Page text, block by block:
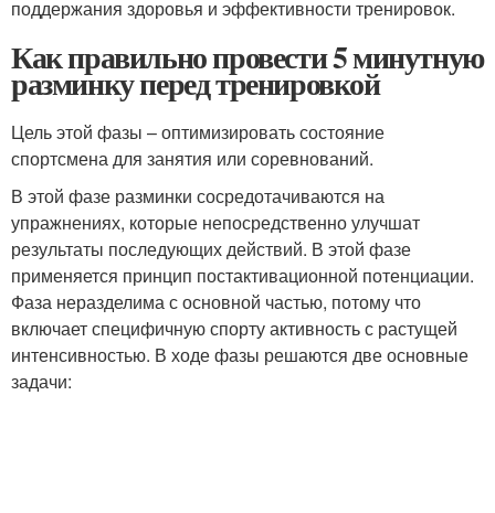
поддержания здоровья и эффективности тренировок.
Как правильно провести 5 минутную
разминку перед тренировкой
Цель этой фазы – оптимизировать состояние
спортсмена для занятия или соревнований.
В этой фазе разминки сосредотачиваются на
упражнениях, которые непосредственно улучшат
результаты последующих действий. В этой фазе
применяется принцип постактивационной потенциации.
Фаза неразделима с основной частью, потому что
включает специфичную спорту активность с растущей
интенсивностью. В ходе фазы решаются две основные
задачи: